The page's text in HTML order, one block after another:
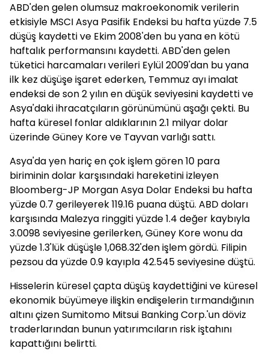
ABD'den gelen olumsuz makroekonomik verilerin
etkisiyle MSCI Asya Pasifik Endeksi bu hafta yüzde 7.5
düşüş kaydetti ve Ekim 2008'den bu yana en kötü
haftalık performansını kaydetti. ABD'den gelen
tüketici harcamaları verileri Eylül 2009'dan bu yana
ilk kez düşüşe işaret ederken, Temmuz ayı imalat
endeksi de son 2 yılın en düşük seviyesini kaydetti ve
Asya'daki ihracatçıların görünümünü aşağı çekti. Bu
hafta küresel fonlar aldıklarının 2.1 milyar dolar
üzerinde Güney Kore ve Tayvan varlığı sattı.
Asya'da yen hariç en çok işlem gören 10 para
biriminin dolar karşısındaki hareketini izleyen
Bloomberg-JP Morgan Asya Dolar Endeksi bu hafta
yüzde 0.7 gerileyerek 119.16 puana düştü. ABD doları
karşısında Malezya ringgiti yüzde 1.4 değer kaybıyla
3.0098 seviyesine gerilerken, Güney Kore wonu da
yüzde 1.3'lük düşüşle 1,068.32'den işlem gördü. Filipin
pezsou da yüzde 0.9 kayıpla 42.545 seviyesine düştü.
Hisselerin küresel çapta düşüş kaydettiğini ve küresel
ekonomik büyümeye ilişkin endişelerin tırmandığının
altını çizen Sumitomo Mitsui Banking Corp.'un döviz
traderlarından bunun yatırımcıların risk iştahını
kapattığını belirtti.